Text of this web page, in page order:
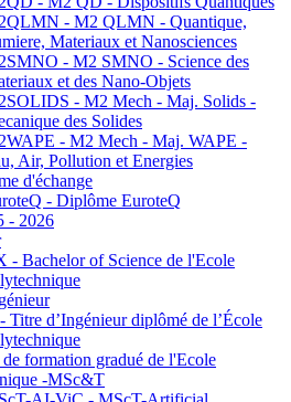
- M2 QLMN - Quantique,
Materiaux et Nanosciences
- M2 SMNO - Science des
et des Nano-Objets
- M2 Mech - Maj. Solids -
des Solides
- M2 Mech - Maj. WAPE -
Air, Pollution et Energies
d'échange
- Diplôme EuroteQ
- 2026
- Bachelor of Science de l'Ecole
Titre d’Ingénieur diplômé de l’École
formation gradué de l'Ecole
-MSc&T